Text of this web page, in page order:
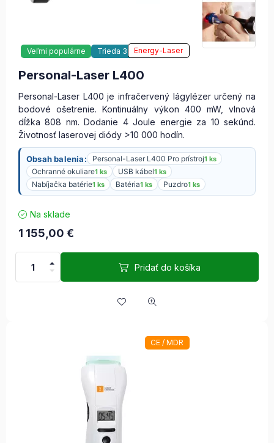
Veľmi populárne Trieda 3 LaserEnergy-Laser
Personal-Laser L400
Personal-Laser L400 je infračervený lágylézer určený na
bodové ošetrenie. Kontinuálny výkon 400 mW, vlnová
dĺžka 808 nm. Dodanie 4 Joule energie za 10 sekúnd.
Životnosť laserovej diódy >10 000 hodín.
Obsah balenia: Personal-Laser L400 Pro prístroj1 ks
Ochranné okuliare1 ks USB kábel1 ks
Nabíjačka batérie1 ks Batéria1 ks Puzdro1 ks
Na sklade
1 155,00 €
Pridať do košíka
CE / MDR